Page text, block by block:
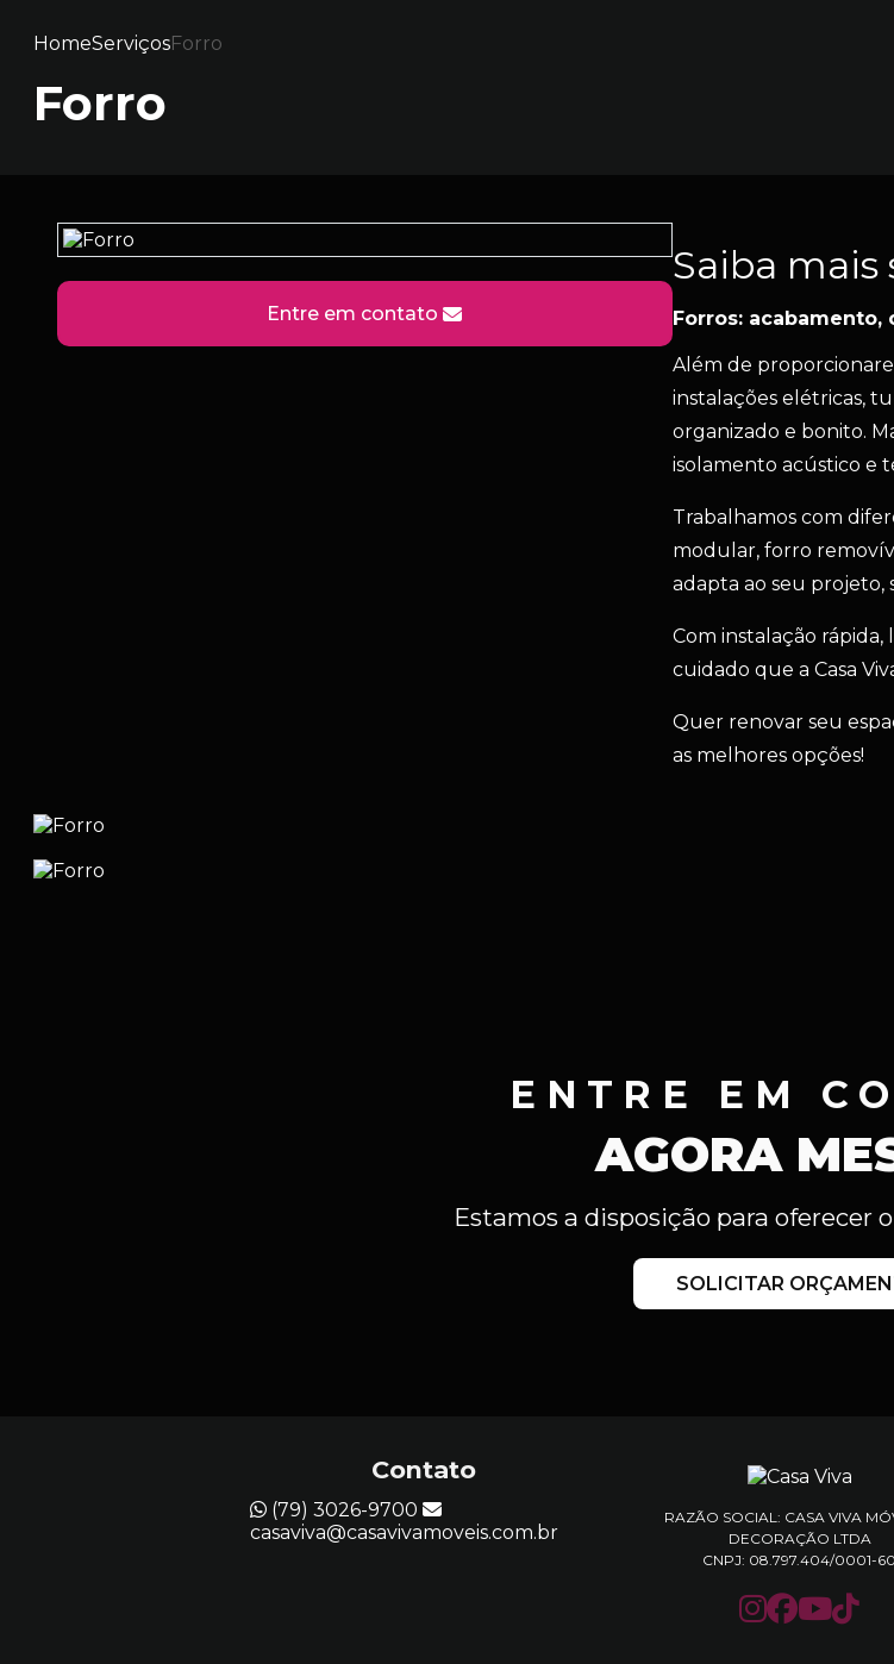
HomeServiçosForro
Forro
Entre em contato
Saiba mais
Forros:
Além de
instalações elétricas,
organizado e bonito.
isolamento acústico e
Trabalhamos com
modular, forro
adapta ao seu projeto,
Com instalação
cuidado que a Casa
Quer renovar seu
as melhores opções!
ENTRE EM
AGORA
Estamos a disposição para oferecer
SOLICITAR
Contato
(79) 3026-9700
casaviva@casavivamoveis.com.br
RAZÃO SOCIAL: CASA VIVA
DECORAÇÃO LTDA
CNPJ: 08.797.404/0001-60